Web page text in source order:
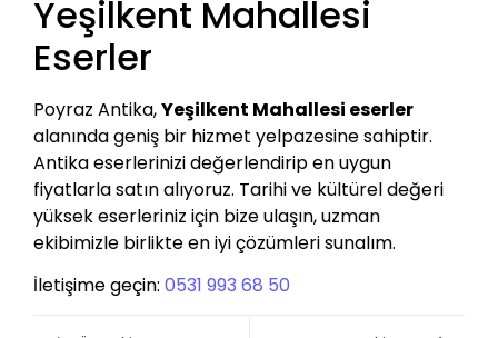
Yeşilkent Mahallesi
Eserler
Poyraz Antika,Yeşilkent Mahallesi eserler
alanında geniş bir hizmet yelpazesine sahiptir.
Antika eserlerinizi değerlendirip en uygun
fiyatlarla satın alıyoruz. Tarihi ve kültürel değeri
yüksek eserleriniz için bize ulaşın, uzman
ekibimizle birlikte en iyi çözümleri sunalım.
İletişime geçin: 0531 993 68 50